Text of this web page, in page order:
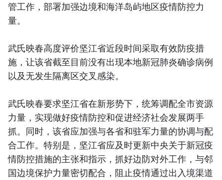
管工作，部署加强边境和海洋岛屿地区疫情防控力
量。
武氏映春高度评价坚江省近段时间采取有效防疫措
施，让该省截至目前没有出现本地新冠肺炎确诊病例
以及无发生隔离区交叉感染。
武氏映春要求坚江省在新形势下，统筹调配全市资源
力量，实现做好疫情防控和促进经济社会发展两手
抓。同时，该省应加强与各省和驻军力量的协调与配
合工作。特别是，坚江省应及时更新中央关于新冠疫
情防控措施的主张和指示，抓好边防对外工作，与邻
国边境保护力量密切配合，阻止疫情通过出入境渠道